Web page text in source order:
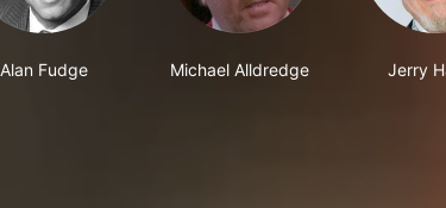
Alan Fudge Michael Alldredge Jerry